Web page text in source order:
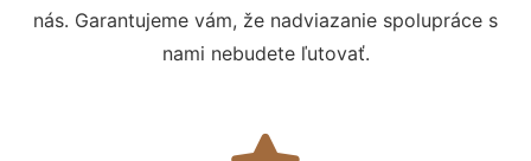
nás. Garantujeme vám, že nadviazanie spolupráce s
nami nebudete ľutovať.